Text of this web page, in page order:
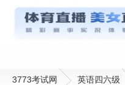
3773考试网 英语四六级